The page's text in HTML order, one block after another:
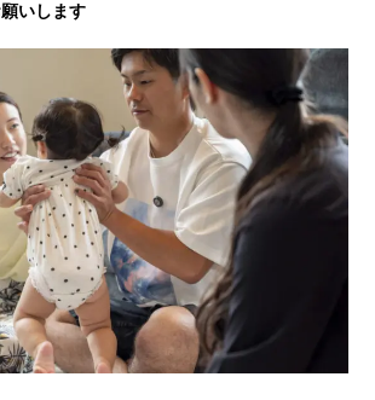
いします